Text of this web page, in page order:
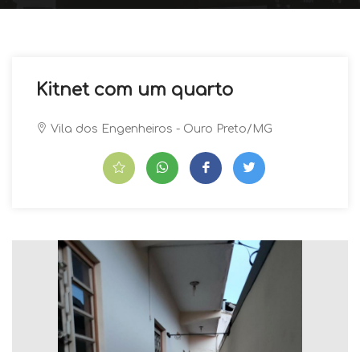
Kitnet com um quarto
Vila dos Engenheiros - Ouro Preto/MG